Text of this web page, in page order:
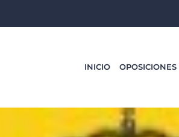
INICIO OPOSICIONES